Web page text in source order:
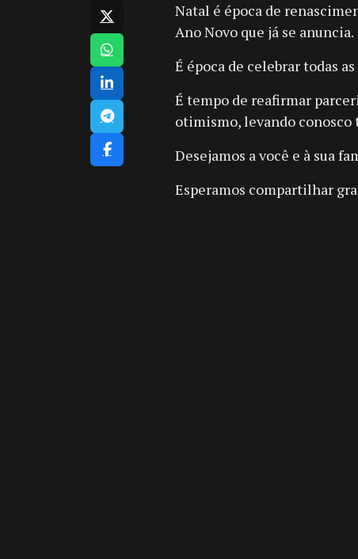
Natal é época de
Ano Novo que já se anuncia.
É época de celebrar todas
É tempo de reafirmar
otimismo, levando conosco
Desejamos a você e à sua
Esperamos compartilhar